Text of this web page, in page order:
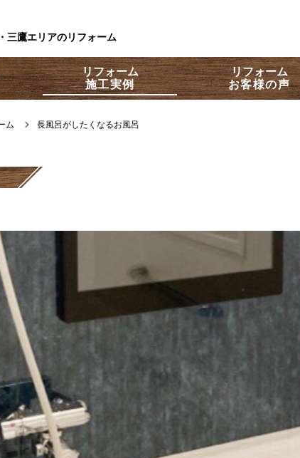
三鷹エリアのリフォーム
リフォーム
施工実例
リフォーム
お客様の声
ム 長風呂がしたくなるお風呂